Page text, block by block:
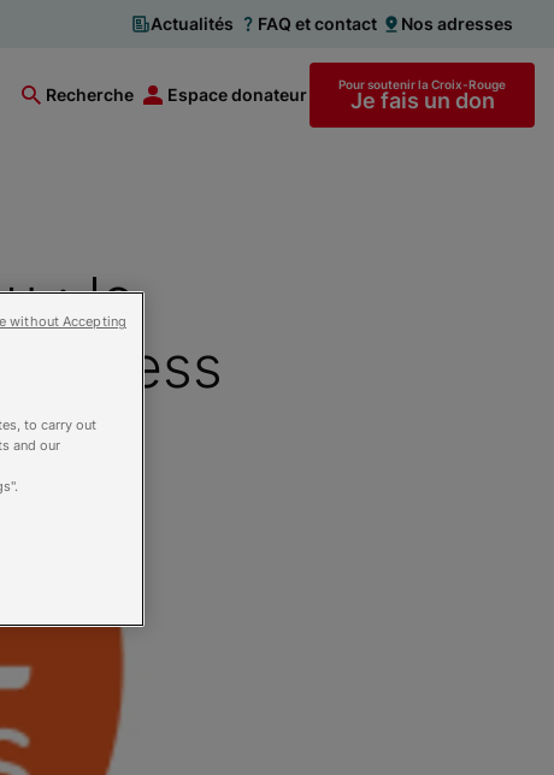
Actualités FAQ et contact Nos adresses
Recherche Espace donateur Pour soutenir la Croix-Rouge
Je fais un don
: le
to carry out
and our
without Accepting